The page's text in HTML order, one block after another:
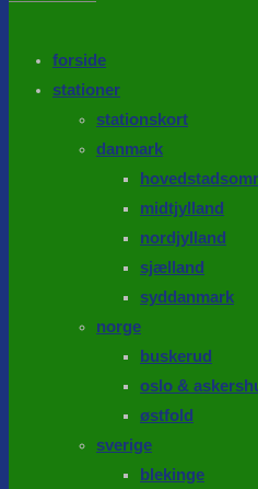
forside
stationer
stationskort
danmark
midtjylland
nordjylland
sjælland
syddanmark
norge
buskerud
oslo &
østfold
sverige
blekinge